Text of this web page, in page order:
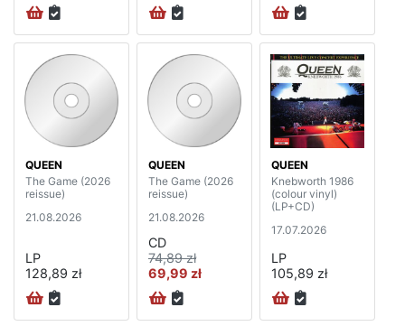
QUEEN
The Game (2026
reissue)
21.08.2026
LP
128,89 zł
QUEEN
The Game (2026
reissue)
21.08.2026
CD
74,89 zł
69,99 zł
QUEEN
Knebworth 1986
(colour vinyl)
(LP+CD)
17.07.2026
LP
105,89 zł